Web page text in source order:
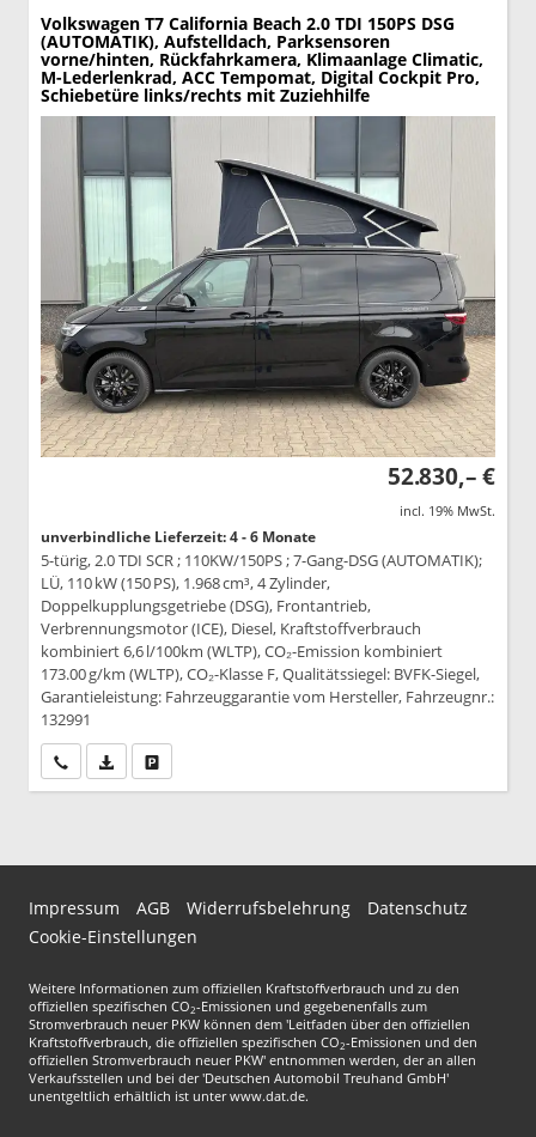
Volkswagen T7 California Beach 2.0 TDI 150PS DSG
(AUTOMATIK), Aufstelldach, Parksensoren
vorne/hinten, Rückfahrkamera, Klimaanlage Climatic,
M-Lederlenkrad, ACC Tempomat, Digital Cockpit Pro,
Schiebetüre links/rechts mit Zuziehhilfe
52.830,– €
incl. 19% MwSt.
unverbindliche Lieferzeit: 4 - 6 Monate
5-türig, 2.0 TDI SCR ; 110KW/150PS ; 7-Gang-DSG (AUTOMATIK);
LÜ, 110 kW (150 PS), 1.968 cm³, 4 Zylinder,
Doppelkupplungsgetriebe (DSG), Frontantrieb,
Verbrennungsmotor (ICE), Diesel, Kraftstoffverbrauch
kombiniert 6,6 l/100km (WLTP), CO₂-Emission kombiniert
173.00 g/km (WLTP), CO₂-Klasse F, Qualitätssiegel: BVFK-Siegel,
Garantieleistung: Fahrzeuggarantie vom Hersteller, Fahrzeugnr.:
132991
Wir rufen Sie anPDF-Datei, Fahrzeugexposé drucken
Impressum AGB Widerrufsbelehrung
Datenschutz
Cookie-Einstellungen
Weitere Informationen zum offiziellen Kraftstoffverbrauch und zu den
offiziellen spezifischen CO2-Emissionen und gegebenenfalls zum
Stromverbrauch neuer PKW können dem 'Leitfaden über den offiziellen
Kraftstoffverbrauch, die offiziellen spezifischen CO2-Emissionen und den
offiziellen Stromverbrauch neuer PKW' entnommen werden, der an allen
Verkaufsstellen und bei der 'Deutschen Automobil Treuhand GmbH'
unentgeltlich erhältlich ist unter www.dat.de.